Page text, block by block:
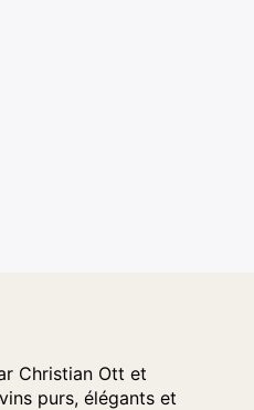
Christian Ott et
purs, élégants et